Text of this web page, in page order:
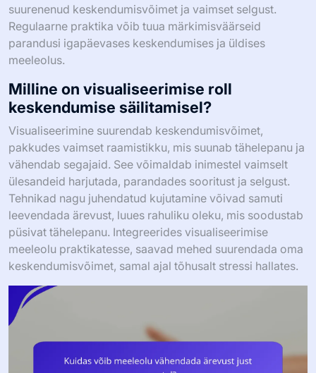
suurenenud keskendumisvõimet ja vaimset selgust.
Regulaarne praktika võib tuua märkimisväärseid
parandusi igapäevases keskendumises ja üldises
meeleolus.
Milline on visualiseerimise roll
keskendumise säilitamisel?
Visualiseerimine suurendab keskendumisvõimet,
pakkudes vaimset raamistikku, mis suunab tähelepanu ja
vähendab segajaid. See võimaldab inimestel vaimselt
ülesandeid harjutada, parandades sooritust ja selgust.
Tehnikad nagu juhendatud kujutamine võivad samuti
leevendada ärevust, luues rahuliku oleku, mis soodustab
püsivat tähelepanu. Integreerides visualiseerimise
meeleolu praktikatesse, saavad mehed suurendada oma
keskendumisvõimet, samal ajal tõhusalt stressi hallates.